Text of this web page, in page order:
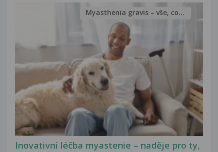
Inovativní léčba myastenie – naděje pro ty,
Myasthenia gravis – vše, co...